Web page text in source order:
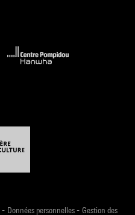
- Données personnelles- Gestion des